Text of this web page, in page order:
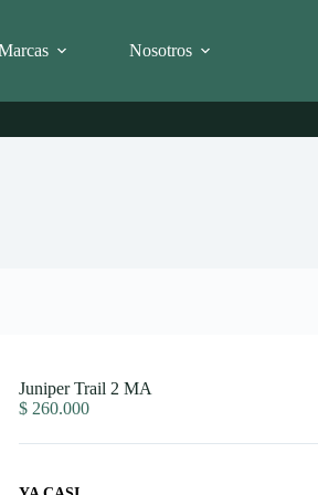
Nosotros
Juniper Trail 2 MA
$260.000